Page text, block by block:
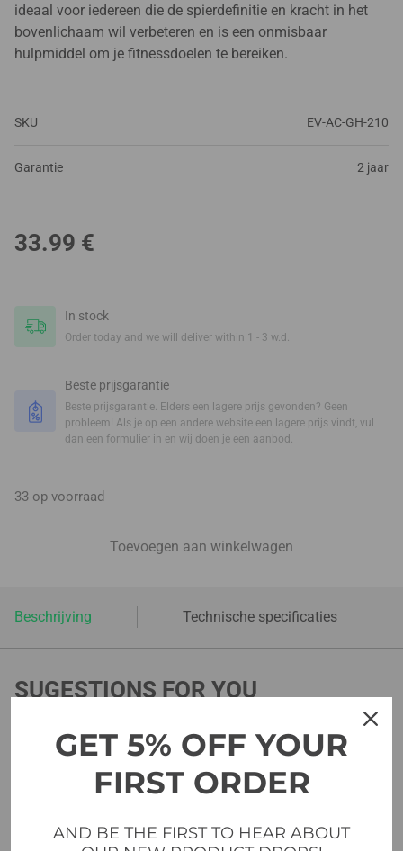
ideaal voor iedereen die de spierdefinitie en kracht in het
bovenlichaam wil verbeteren en is een onmisbaar
hulpmiddel om je fitnessdoelen te bereiken.
SKU EV-AC-GH-210
Garantie 2 jaar
33.99 €
In stock
Order today and we will deliver within 1 - 3 w.d.
Beste prijsgarantie
Beste prijsgarantie. Elders een lagere prijs gevonden? Geen
probleem! Als je op een andere website een lagere prijs vindt, vul
dan een formulier in en wij doen je een aanbod.
33 op voorraad
Toevoegen aan winkelwagen
Beschrijving Technische specificaties
SUGESTIONS FOR YOU
GET 5% OFF YOUR
FIRST ORDER
AND BE THE FIRST TO HEAR ABOUT